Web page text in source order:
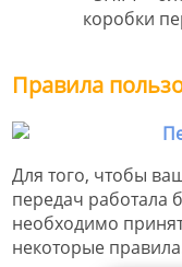
коробки
Правила
Для того, чтобы
передач работала
необходимо
некоторые